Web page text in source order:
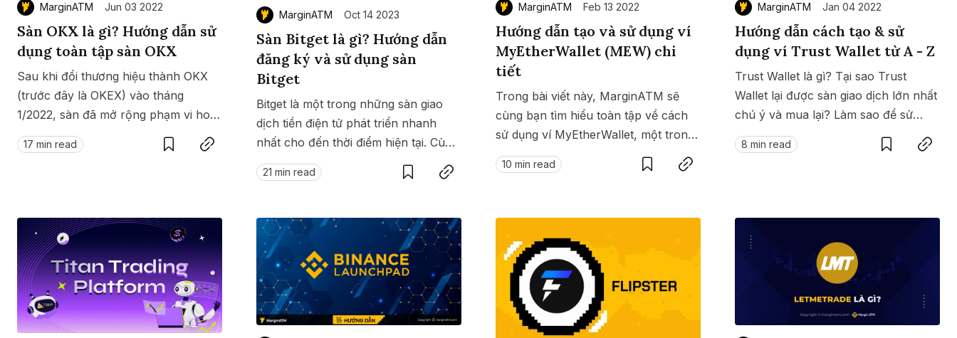
MarginATM Jun 03 2022
Sàn OKX là gì? Hướng dẫn sử
dụng toàn tập sàn OKX
Sau khi đổi thương hiệu thành OKX
(trước đây là OKEX) vào tháng
1/2022, sàn đã mở rộng phạm vi hoạt
động để cung cấp một số tính năng
tập trung vào không gian DeFi cùng
17 min read
Save Copy link
MarginATM Oct 14 2023
Sàn Bitget là gì? Hướng dẫn
đăng ký và sử dụng sàn
Bitget
Bitget là một trong những sàn giao
dịch tiền điện tử phát triển nhanh
nhất cho đến thời điểm hiện tại. Cùng
tìm hiểu cách đăng ký và sử dụng sàn
Bitget qua bài viết sau.
21 min read
SaveCopy link
MarginATM Feb 13 2022
Hướng dẫn tạo và sử dụng ví
MyEtherWallet (MEW) chi
tiết
Trong bài viết này, MarginATM sẽ
cùng bạn tìm hiểu toàn tập về cách
sử dụng ví MyEtherWallet, một trong
những ví crypto lâu đời nhất và được
nhiều người dùng.
10 min read
SaveCopy link
MarginATM Jan 04 2022
Hướng dẫn cách tạo & sử
dụng ví Trust Wallet từ A - Z
Trust Wallet là gì? Tại sao Trust
Wallet lại được sàn giao dịch lớn nhất
chú ý và mua lại? Làm sao để sử
dụng ví Trust Wallet? Cùng tìm hiểu
về Trust Wallet tại đây.
8 min read
Save Copy link